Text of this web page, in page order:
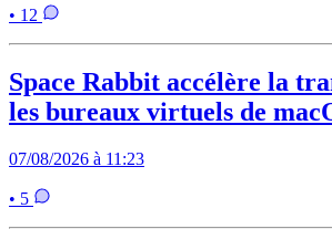
• 12
Space Rabbit accélère la
les bureaux virtuels de
07/08/2026 à 11:23
• 5